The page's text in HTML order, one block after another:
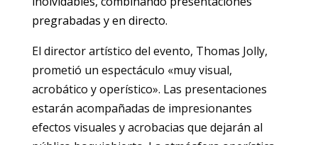
pregrabadas y en directo.
El director artístico del evento, Thomas Jolly,
prometió un espectáculo «muy visual,
acrobático y operístico». Las presentaciones
estarán acompañadas de impresionantes
efectos visuales y acrobacias que dejarán al